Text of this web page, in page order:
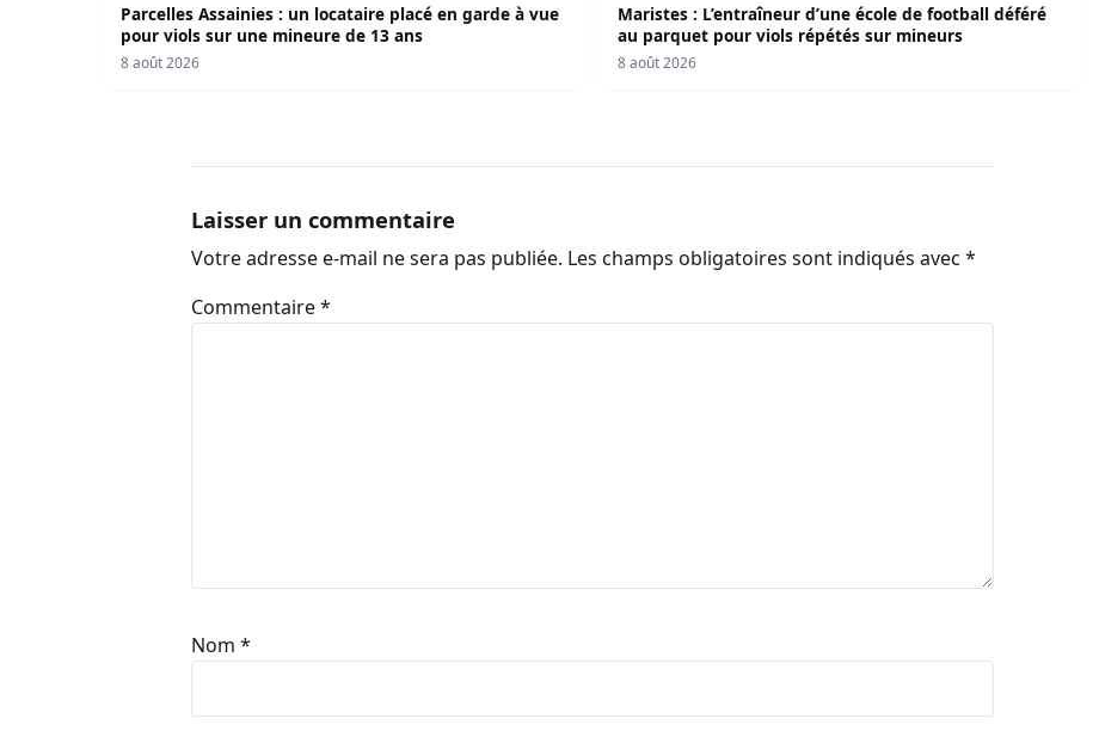
Parcelles Assainies : un locataire placé en garde à vue
pour viols sur une mineure de 13 ans
8 août 2026
Maristes : L’entraîneur d’une école de football déféré
au parquet pour viols répétés sur mineurs
8 août 2026
Laisser un commentaire
Votre adresse e-mail ne sera pas publiée. Les champs obligatoires sont indiqués avec *
Commentaire*
Nom *